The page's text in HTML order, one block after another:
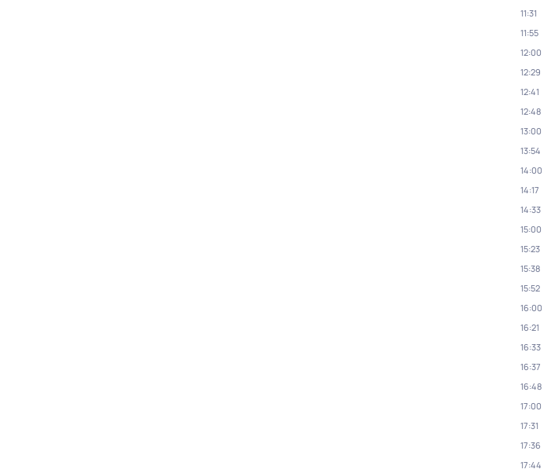
11:31
11:55
12:00
12:29
12:41
12:48
13:00
13:54
14:00
14:17
14:33
15:00
15:23
15:38
15:52
16:00
16:21
16:33
16:37
16:48
17:00
17:31
17:36
17:44